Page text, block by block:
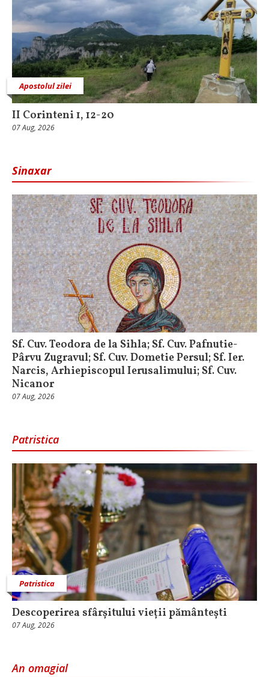
Apostolul zilei
II Corinteni 1, 12-20
07 Aug, 2026
Sinaxar
Sf. Cuv. Teodora de la Sihla; Sf. Cuv. Pafnutie-
Pârvu Zugravul; Sf. Cuv. Dometie Persul; Sf. Ier.
Narcis, Arhiepiscopul Ierusalimului; Sf. Cuv.
Nicanor
07 Aug, 2026
Patristica
Patristica
Descoperirea sfârșitului vieții pământești
07 Aug, 2026
An omagial